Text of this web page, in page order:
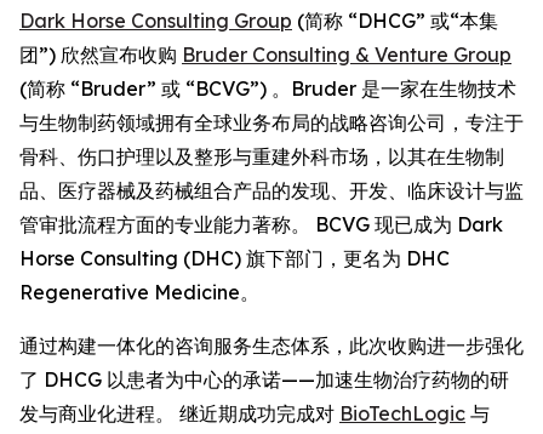
Dark Horse Consulting Group (简称 “DHCG” 或“本集
团”) 欣然宣布收购 Bruder Consulting & Venture Group
(简称 “Bruder” 或 “BCVG”) 。Bruder 是一家在生物技术
与生物制药领域拥有全球业务布局的战略咨询公司，专注于
骨科、伤口护理以及整形与重建外科市场，以其在生物制
品、医疗器械及药械组合产品的发现、开发、临床设计与监
管审批流程方面的专业能力著称。 BCVG 现已成为 Dark
Horse Consulting (DHC) 旗下部门，更名为 DHC
Regenerative Medicine。
通过构建一体化的咨询服务生态体系，此次收购进一步强化
了 DHCG 以患者为中心的承诺——加速生物治疗药物的研
发与商业化进程。 继近期成功完成对 BioTechLogic 与